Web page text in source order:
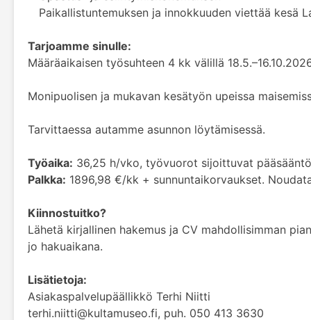
Paikallistuntemuksen ja innokkuuden viettää kesä
Tarjoamme sinulle:
Määräaikaisen työsuhteen 4 kk välillä
Monipuolisen ja mukavan kesätyön upeissa
Tarvittaessa autamme asunnon löytämisessä.
Työaika: 36,25 h/vko, työvuorot sijoittuvat
Palkka: 1896,98 €/kk + sunnuntaikorvaukset.
Kiinnostuitko?
Lähetä kirjallinen hakemus ja CV mahdollisimman
jo hakuaikana.
Lisätietoja:
Asiakaspalvelupäällikkö Terhi Niitti
terhi.niitti@kultamuseo.fi, puh. 050 413 3630